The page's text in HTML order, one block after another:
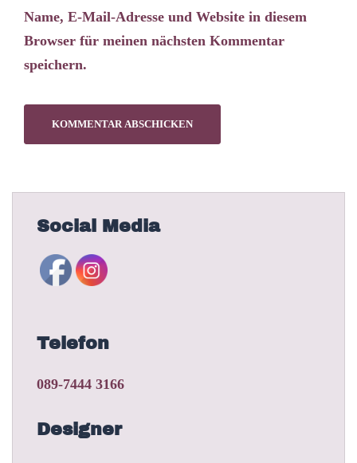
Name, E-Mail-Adresse und Website in diesem
Browser für meinen nächsten Kommentar
speichern.
Social Media
Telefon
089-7444 3166
Designer